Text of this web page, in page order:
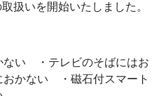
扱いを開始いたしました。
ない ・テレビのそばにはお
かない ・磁石付スマート